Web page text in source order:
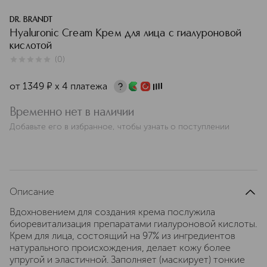
DR. BRANDT
Hyaluronic Сream Крем для лица с гиалуроновой
кислотой
(0)
от 1349 ¤ х 4 платежа
Временно нет в наличии
Добавьте его в избранное, чтобы узнать о поступлении
Описание
Вдохновением для создания крема послужила
биоревитализация препаратами гиалуроновой кислоты.
Крем для лица, состоящий на 97% из ингредиентов
натурального происхождения, делает кожу более
упругой и эластичной. Заполняет (маскирует) тонкие